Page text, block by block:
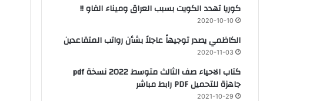
كوريا تهدد الكويت بسبب العراق وميناء الفاو !!
2020-10-10
الكاظمي يصدر توجيهاً عاجلاً بشأن رواتب المتقاعدين
2020-11-03
كتاب الاحياء صف الثالث متوسط 2022 نسخة pdf
جاهزة للتحميل PDF رابط مباشر
2021-10-29